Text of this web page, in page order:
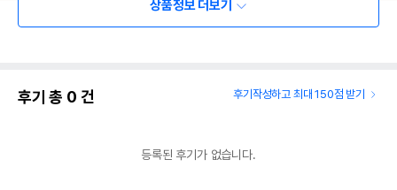
상품정보 더보기
후기 총 0 건 후기작성하고 최대 150점 받기
등록된 후기가 없습니다.